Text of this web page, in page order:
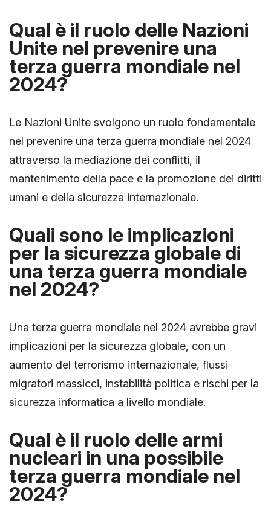
Qual è il ruolo delle Nazioni
Unite nel prevenire una
terza guerra mondiale nel
2024?
Le Nazioni Unite svolgono un ruolo fondamentale
nel prevenire una terza guerra mondiale nel 2024
attraverso la mediazione dei conflitti, il
mantenimento della pace e la promozione dei diritti
umani e della sicurezza internazionale.
Quali sono le implicazioni
per la sicurezza globale di
una terza guerra mondiale
nel 2024?
Una terza guerra mondiale nel 2024 avrebbe gravi
implicazioni per la sicurezza globale, con un
aumento del terrorismo internazionale, flussi
migratori massicci, instabilità politica e rischi per la
sicurezza informatica a livello mondiale.
Qual è il ruolo delle armi
nucleari in una possibile
terza guerra mondiale nel
2024?